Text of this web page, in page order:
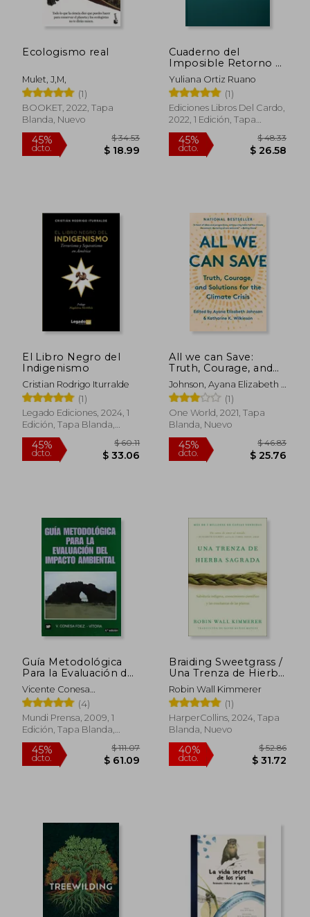
15%
dcto.
Ecologismo real
Mulet, J,M,
(1)
BOOKET, 2022, Tapa
Blanda, Nuevo
45%
$ 18.99
Cuaderno del
Imposible Retorno a
Pangea
Yuliana Ortiz Ruano
(1)
Ediciones Libros Del Cardo,
2022, 1 Edición, Tapa
Blanda, Nuevo
45%
El Libro Negro del
Indigenismo
Cristian Rodrigo Iturralde
(1)
Legado Ediciones, 2024, 1
Edición, Tapa Blanda,
Nuevo
All we can Save:
Truth, Courage, and
Solutions for the
Climate Crisis (en
Inglés)
Johnson, Ayana Elizabeth ;
K. Wilkinson, Katharine
(1)
One World, 2021, Tapa
Blanda, Nuevo
Guía Metodológica
Para la Evaluación del
Impacto Ambiental
Vicente Conesa
Fernandez-Vitoria
(4)
Mundi Prensa, 2009, 1
Edición, Tapa Blanda,
Nuevo
Braiding Sweetgrass /
Una Trenza de Hierba
Sagrada (Spanish
Edition)
Robin Wall Kimmerer
(1)
HarperCollins, 2024, Tapa
Blanda, Nuevo